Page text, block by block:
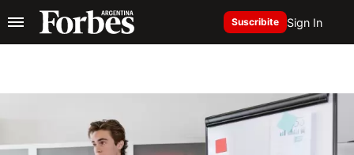
Suscribite Sign In